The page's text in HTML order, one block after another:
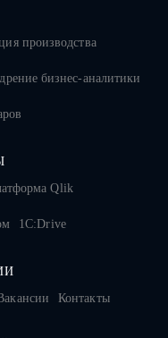
производства
бизнес-аналитики
Qlik
1C:Drive
Контакты